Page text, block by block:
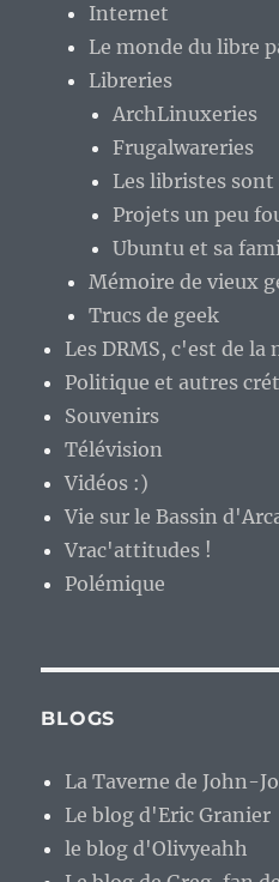
Internet
Le monde du libre
Libreries
ArchLinuxeries
Frugalwareries
Les libristes
Projets un peu
Ubuntu et sa
Mémoire de vieux
Trucs de geek
Les DRMS, c'est de
Politique et autres
Souvenirs
Télévision
Vidéos :)
Vie sur le Bassin
Vrac'attitudes !
Polémique
BLOGS
La Taverne de John-
Le blog d'Eric Granier
le blog d'Olivyeahh